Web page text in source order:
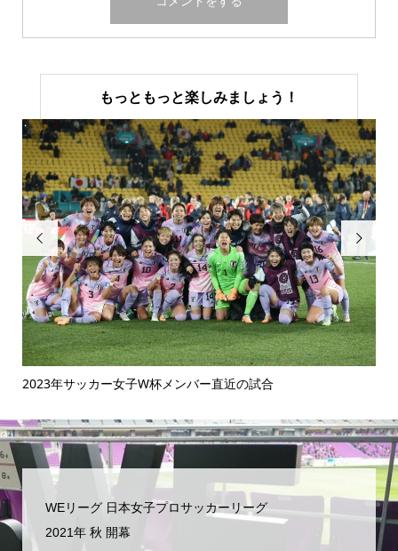
もっともっと楽しみましょう！

2023年サッカー女子W杯メンバー直近の試合

WEリーグ 日本女子プロサッカーリーグ
2021年 秋 開幕